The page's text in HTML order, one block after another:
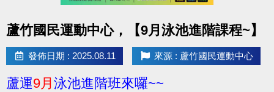
蘆竹國民運動中心，【9月泳池進階課程~】
發佈日期 : 2025.08.11 來源 : 蘆竹國民運動中心
蘆運9月 泳池進階班來囉~~